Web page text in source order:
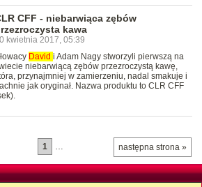
CFF - niebarwiąca zębów
kawa
kwietnia 2017, 05:39
David i Adam Nagy stworzyli pierwszą na
niebarwiącą zębów przezroczystą kawę,
przynajmniej w zamierzeniu, nadal smakuje i
jak oryginał. Nazwa produktu to CLR CFF
następna strona »
1 …